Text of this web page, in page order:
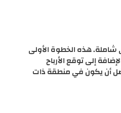
هذه الخطوة الأولى
إلى توقع الأرباح
أن يكون في منطقة ذات